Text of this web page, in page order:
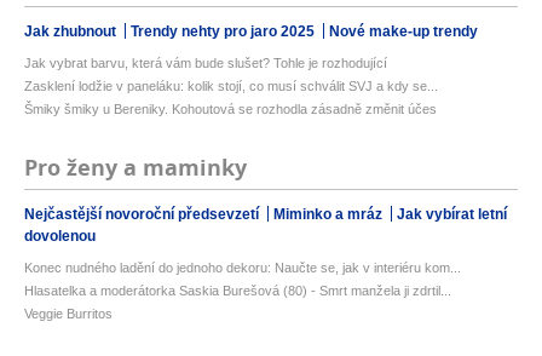
Jak zhubnout Trendy nehty pro jaro 2025 Nové make-up trendy
Jak vybrat barvu, která vám bude slušet? Tohle je rozhodující
Zasklení lodžie v paneláku: kolik stojí, co musí schválit SVJ a kdy se...
Šmiky šmiky u Bereniky. Kohoutová se rozhodla zásadně změnit účes
Pro ženy a maminky
Nejčastější novoroční předsevzetí Miminko a mráz
Jak vybírat letní
dovolenou
Konec nudného ladění do jednoho dekoru: Naučte se, jak v interiéru kom...
Hlasatelka a moderátorka Saskia Burešová (80) - Smrt manžela ji zdrtil...
Veggie Burritos